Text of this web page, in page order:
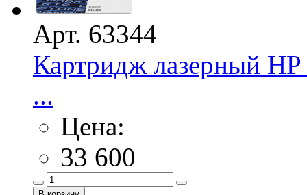
Арт. 63344
Картридж лазерный
...
Цена:
33 600